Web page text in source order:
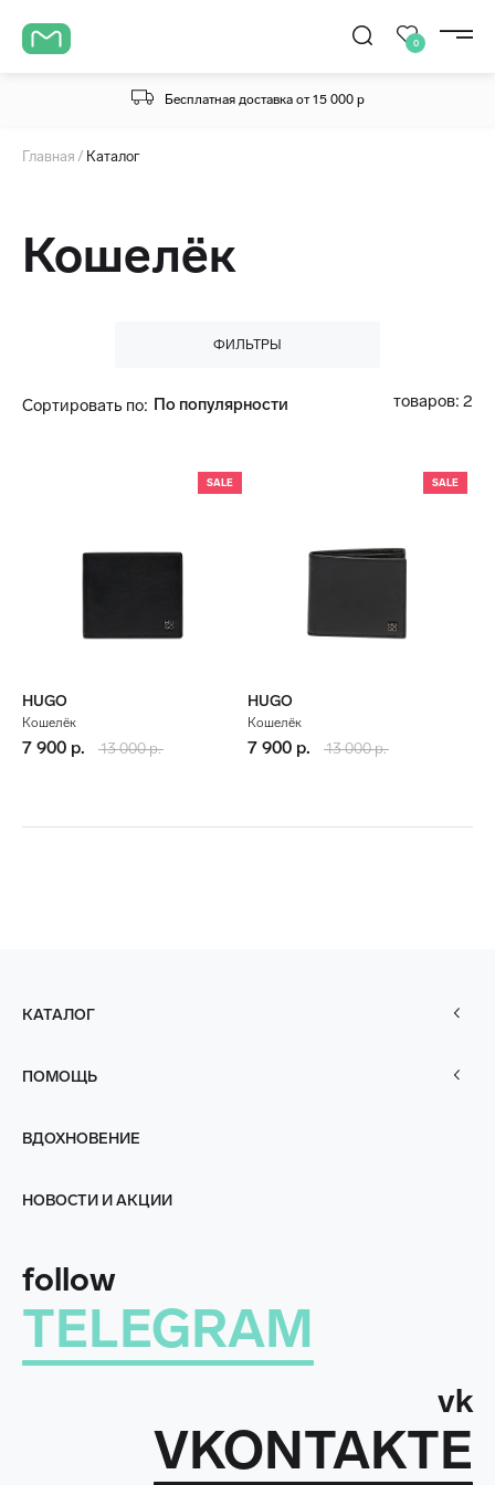
0
Бесплатная доставка от 15 000 р
Главная Каталог
Кошелёк
ФИЛЬТРЫ
Сортировать по: По популярности товаров: 2
SALE
HUGO
Кошелёк
7 900 р. 13 000 р.
SALE
HUGO
Кошелёк
7 900 р. 13 000 р.
КАТАЛОГ
ПОМОЩЬ
ВДОХНОВЕНИЕ
НОВОСТИ И АКЦИИ
follow
TELEGRAM
vk
VKONTAKTE